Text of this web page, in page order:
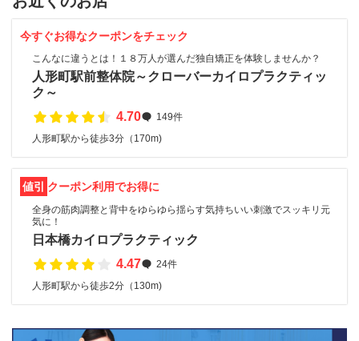
今すぐお得なクーポンをチェック
こんなに違うとは！１８万人が選んだ独自矯正を体験しませんか？
人形町駅前整体院～クローバーカイロプラクティッ
ク～
4.70
149件
人形町駅から徒歩3分（170m)
値引 クーポン利用でお得に
全身の筋肉調整と背中をゆらゆら揺らす気持ちいい刺激でスッキリ元
気に！
日本橋カイロプラクティック
4.47
24件
人形町駅から徒歩2分（130m)